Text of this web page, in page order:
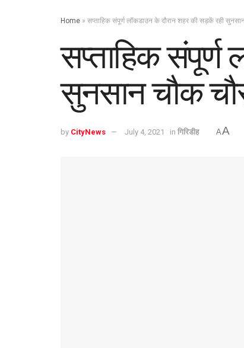
Home » सप्ताहिक संपूर्ण लॉकडाउन के दौरान शहर की सड़कें रही
सप्ताहिक
सुनसान चौक
by CityNews July 4, 2021 in गिरिडीह AA